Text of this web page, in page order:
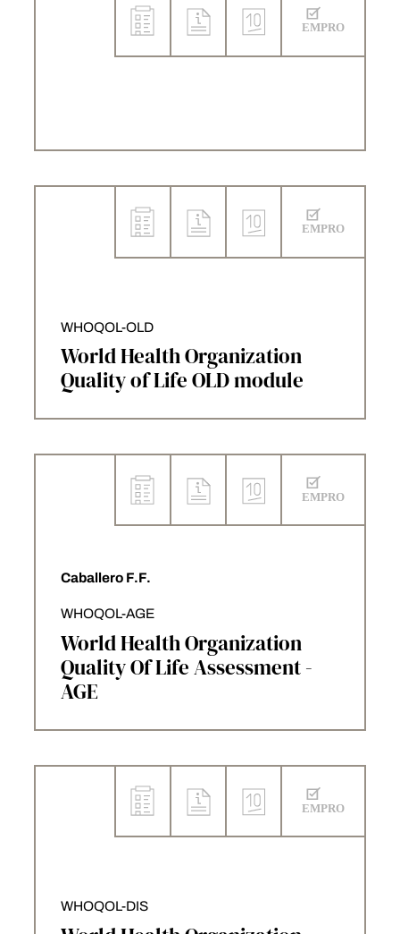
WHOQOL-OLD
World Health Organization
Quality of Life OLD module
Caballero F.F.
WHOQOL-AGE
World Health Organization
Quality Of Life Assessment -
AGE
WHOQOL-DIS